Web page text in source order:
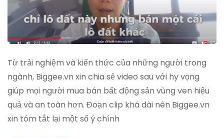
Từ trải nghiệm và kiến thức của những người trong
ngành, Biggee.vn xin chia sẻ video sau với hy vọng
giúp mọi người mua bán bất động sản vùng ven hiệu
quả và an toàn hơn. Đoạn clip khá dài nên Biggee.vn
xin tóm tắt lại một số ý chính